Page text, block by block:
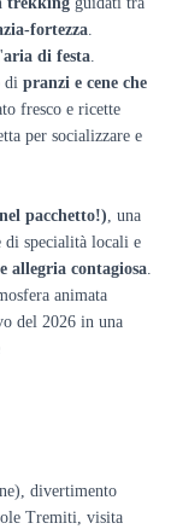
fortezza
aria di festa
di pranzi e cene che
fresco e ricette
per socializzare e
pacchetto!) , una
di specialità locali e
allegria contagiosa
animata
del 2026 in una
divertimento
Tremiti, visita